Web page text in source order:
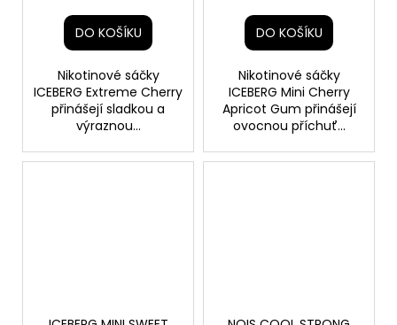
DO KOŠÍKU
Nikotinové sáčky
ICEBERG Extreme Cherry
přinášejí sladkou a
výraznou...
DO KOŠÍKU
Nikotinové sáčky
ICEBERG Mini Cherry
Apricot Gum přinášejí
ovocnou příchuť...